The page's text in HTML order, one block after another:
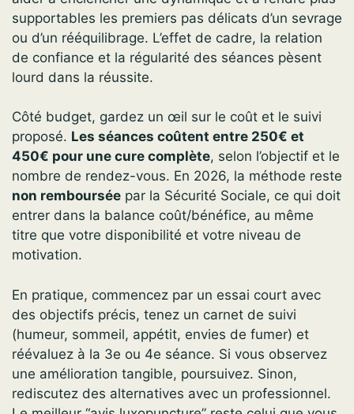
supportables les premiers pas délicats d’un sevrage
ou d’un rééquilibrage. L’effet de cadre, la relation
de confiance et la régularité des séances pèsent
lourd dans la réussite.
Côté budget, gardez un œil sur le coût et le suivi
proposé. Les séances coûtent entre 250€ et
450€ pour une cure complète, selon l’objectif et le
nombre de rendez-vous. En 2026, la méthode reste
non remboursée par la Sécurité Sociale, ce qui doit
entrer dans la balance coût/bénéfice, au même
titre que votre disponibilité et votre niveau de
motivation.
En pratique, commencez par un essai court avec
des objectifs précis, tenez un carnet de suivi
(humeur, sommeil, appétit, envies de fumer) et
réévaluez à la 3e ou 4e séance. Si vous observez
une amélioration tangible, poursuivez. Sinon,
rediscutez des alternatives avec un professionnel.